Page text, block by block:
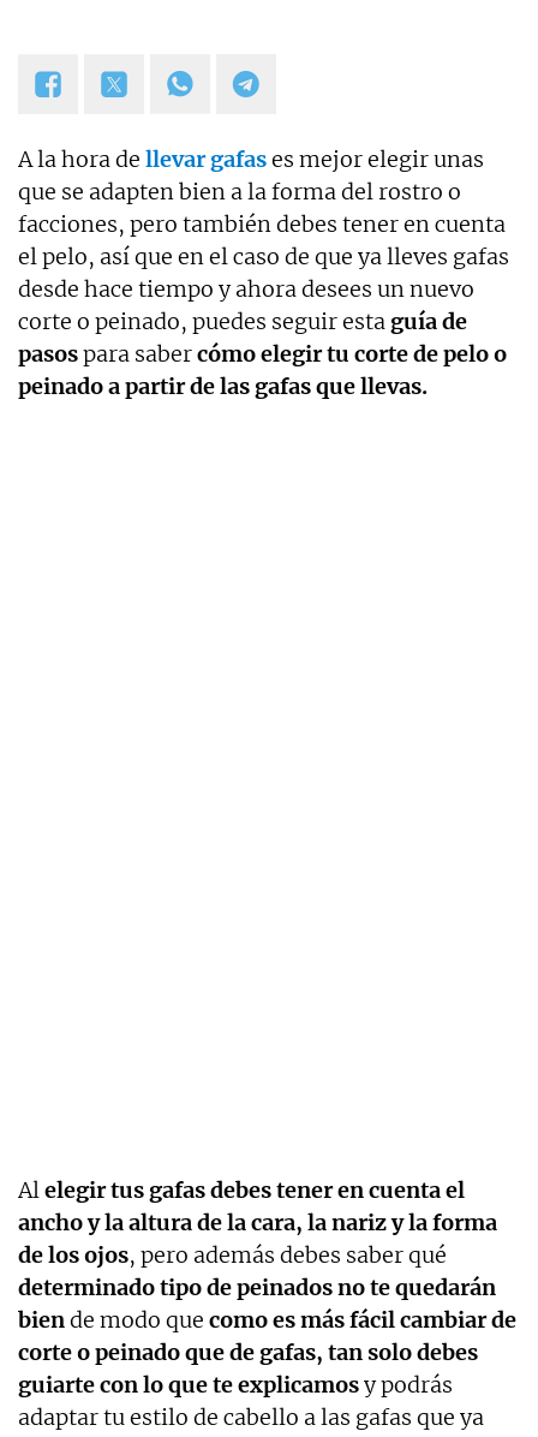
A la hora de llevar gafases mejor elegir unas
que se adapten bien a la forma del rostro o
facciones, pero también debes tener en cuenta
el pelo, así que en el caso de que ya lleves gafas
desde hace tiempo y ahora desees un nuevo
corte o peinado, puedes seguir esta guía de
pasospara sabercómo elegir tu corte de pelo o
peinado a partir de las gafas que llevas.
Alelegir tus gafas debes tener en cuenta el
ancho y la altura de la cara, la nariz y la forma
de los ojos, pero además debes saber qué
determinado tipo de peinados no te quedarán
biende modo que como es más fácil cambiar de
corte o peinado que de gafas, tan solo debes
guiarte con lo que te explicamosy podrás
adaptar tu estilo de cabello a las gafas que ya